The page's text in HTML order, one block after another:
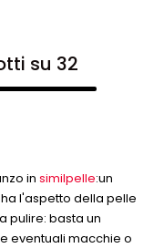
su 32
in similpelle:un
l'aspetto della pelle
pulire: basta un
eventuali macchie o